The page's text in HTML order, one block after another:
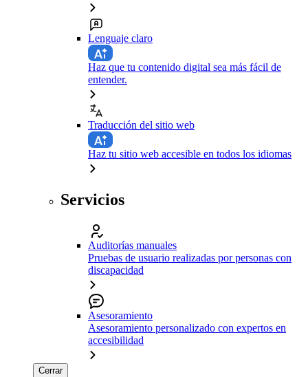
Lenguaje claro
Haz que tu contenido digital sea más fácil de
entender.
Traducción del sitio web
Haz tu sitio web accesible en todos los idiomas
Servicios
Auditorías manuales
Pruebas de usuario realizadas por personas con
discapacidad
Asesoramiento
Asesoramiento personalizado con expertos en
accesibilidad
Cerrar